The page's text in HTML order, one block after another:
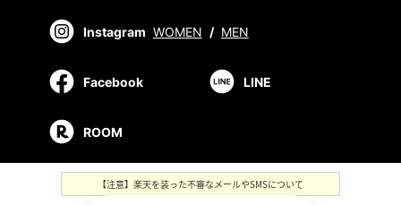
Instagram WOMEN / MEN
Facebook LINE
ROOM
【注意】楽天を装った不審なメールやSMSについて